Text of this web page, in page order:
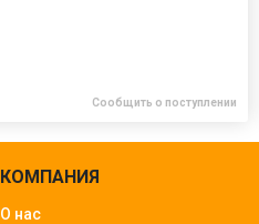
Сообщить о поступлении
КОМПАНИЯ
О нас